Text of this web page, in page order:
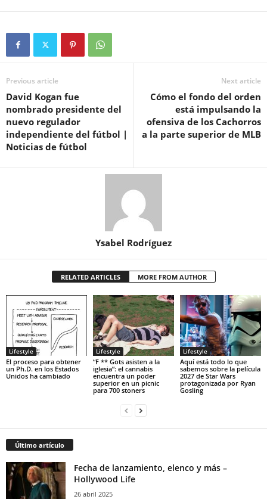
Previous article
David Kogan fue
nombrado presidente del
nuevo regulador
independiente del fútbol |
Noticias de fútbol
Next article
Cómo el fondo del orden
está impulsando la
ofensiva de los Cachorros
a la parte superior de MLB
Ysabel Rodríguez
RELATED ARTICLES MORE FROM AUTHOR
Lifestyle
El proceso para obtener
un Ph.D. en los Estados
Unidos ha cambiado
Lifestyle
“F ** Gots asisten a la
iglesia”: el cannabis
encuentra un poder
superior en un picnic
para 700 stoners
Lifestyle
Aquí está todo lo que
sabemos sobre la película
2027 de Star Wars
protagonizada por Ryan
Gosling
Último artículo
Fecha de lanzamiento, elenco y más –
Hollywood Life
26 abril 2025